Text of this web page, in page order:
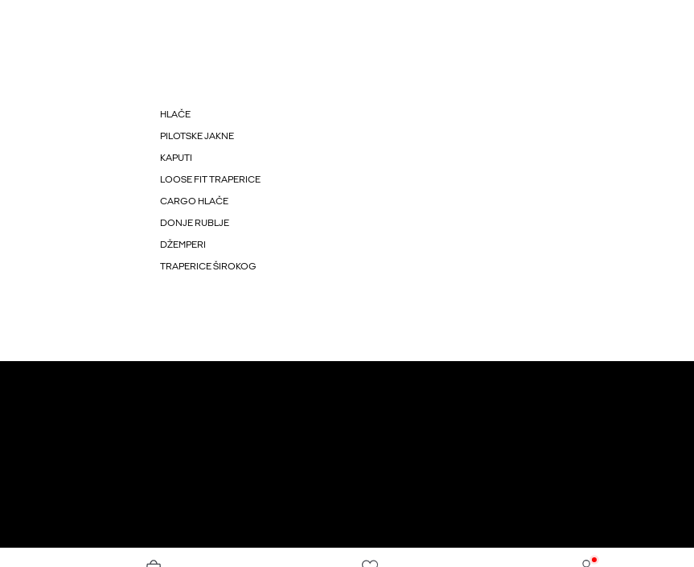
HLAČE
PILOTSKE JAKNE
KAPUTI
LOOSE FIT TRAPERICE
CARGO HLAČE
DONJE RUBLJE
DŽEMPERI
TRAPERICE ŠIROKOG